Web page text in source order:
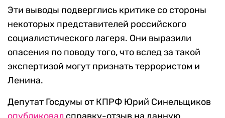
Эти выводы подверглись критике со стороны
некоторых представителей российского
социалистического лагеря. Они выразили
опасения по поводу того, что вслед за такой
экспертизой могут признать террористом и
Ленина.
Депутат Госдумы от КПРФ Юрий Синельщиков